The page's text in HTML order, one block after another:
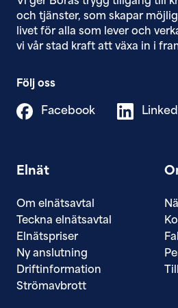
och tjänster, som skapar
livet för alla som lever och
vi vår stad kraft att växa in i
Följ oss
Facebook
Elnät
Om elnätsavtal
Teckna elnätsavtal
Elnätspriser
Ny anslutning
Driftinformation
Strömavbrott